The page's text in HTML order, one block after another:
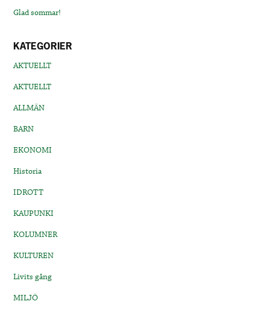
Glad sommar!
KATEGORIER
AKTUELLT
AKTUELLT
ALLMÄN
BARN
EKONOMI
Historia
IDROTT
KAUPUNKI
KOLUMNER
KULTUREN
Livits gång
MILJÖ